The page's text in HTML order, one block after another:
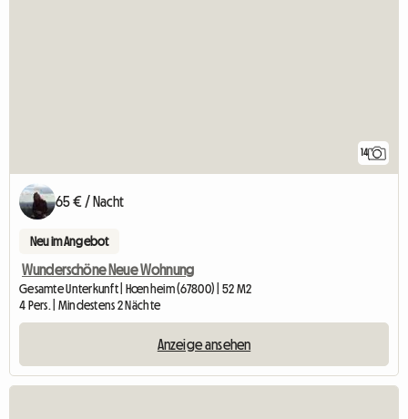
14
65 € / Nacht
Neu im Angebot
Wunderschöne Neue Wohnung
Gesamte Unterkunft | Hœnheim (67800) | 52 M2
4 Pers. | Mindestens 2 Nächte
Anzeige ansehen